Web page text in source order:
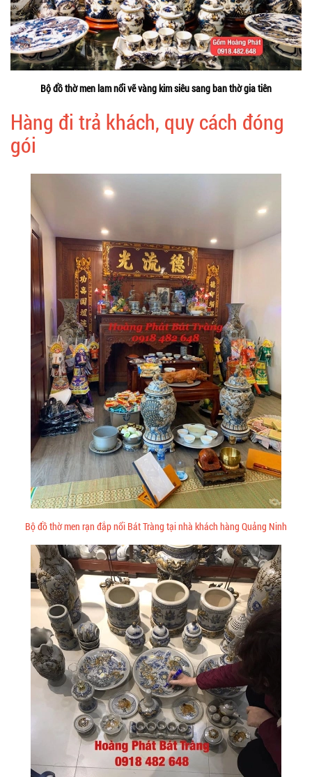
Bộ đồ thờ men lam nổi vẽ vàng kim siêu sang ban thờ gia tiên
Hàng đi trả khách, quy cách đóng
gói
Bộ đồ thờ men rạn đắp nổi Bát Tràng tại nhà khách hàng Quảng Ninh